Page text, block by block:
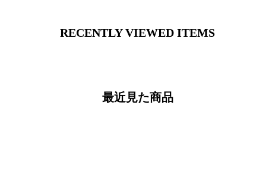
RECENTLY VIEWED ITEMS
最近見た商品